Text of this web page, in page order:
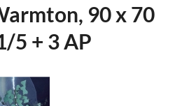
90 x 70
5 + 3 AP